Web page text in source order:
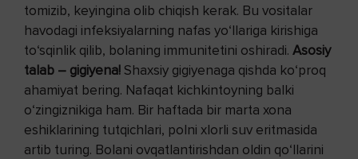
tomizib, keyingina olib chiqish kerak. Bu vositalar
havodagi infeksiyalarning nafas yo‘llariga kirishiga
to‘sqinlik qilib, bolaning immunitetini oshiradi. Asosiy
talab – gigiyena! Shaxsiy gigiyenaga qishda ko‘proq
ahamiyat bering. Nafaqat kichkintoyning balki
o‘zingiznikiga ham. Bir haftada bir marta xona
eshiklarining tutqichlari, polni xlorli suv eritmasida
artib turing. Bolani ovqatlantirishdan oldin qo‘llarini